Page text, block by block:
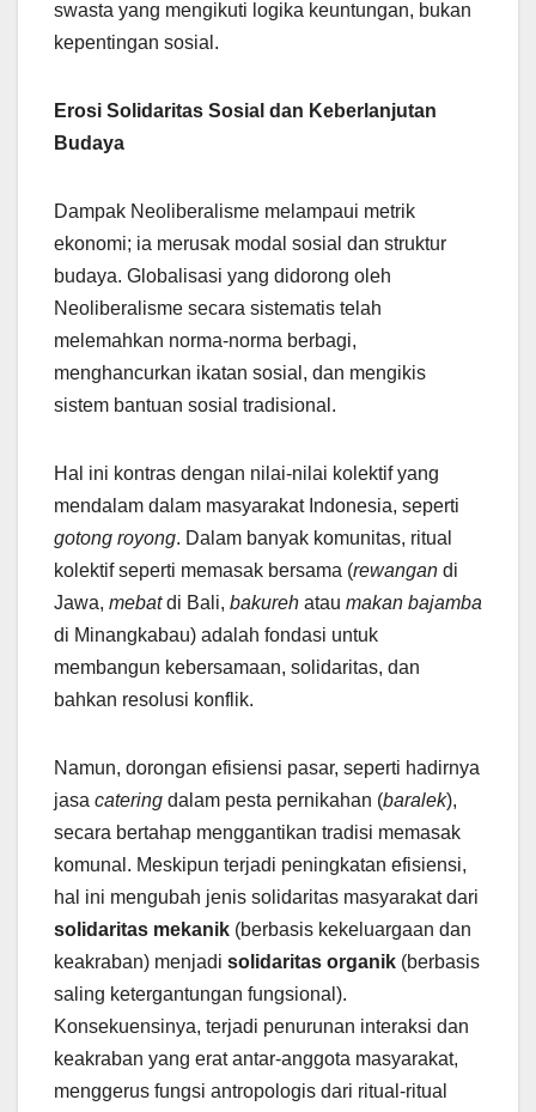
swasta yang mengikuti logika keuntungan, bukan
kepentingan sosial.
Erosi Solidaritas Sosial dan Keberlanjutan
Budaya
Dampak Neoliberalisme melampaui metrik
ekonomi; ia merusak modal sosial dan struktur
budaya. Globalisasi yang didorong oleh
Neoliberalisme secara sistematis telah
melemahkan norma-norma berbagi,
menghancurkan ikatan sosial, dan mengikis
sistem bantuan sosial tradisional.
Hal ini kontras dengan nilai-nilai kolektif yang
mendalam dalam masyarakat Indonesia, seperti
gotong royong. Dalam banyak komunitas, ritual
kolektif seperti memasak bersama (rewangan di
Jawa, mebatdi Bali, bakureh atau makan bajamba
di Minangkabau) adalah fondasi untuk
membangun kebersamaan, solidaritas, dan
bahkan resolusi konflik.
Namun, dorongan efisiensi pasar, seperti hadirnya
jasa catering dalam pesta pernikahan (baralek),
secara bertahap menggantikan tradisi memasak
komunal. Meskipun terjadi peningkatan efisiensi,
hal ini mengubah jenis solidaritas masyarakat dari
solidaritas mekanik (berbasis kekeluargaan dan
keakraban) menjadi solidaritas organik (berbasis
saling ketergantungan fungsional).
Konsekuensinya, terjadi penurunan interaksi dan
keakraban yang erat antar-anggota masyarakat,
menggerus fungsi antropologis dari ritual-ritual